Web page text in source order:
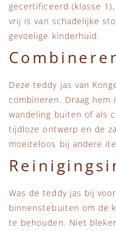
gecertificeerd (klasse
vrij is van schadelijke
gevoelige kinderhuid.
Deze teddy jas van
combineren. Draag hem
wandeling buiten of als
tijdloze ontwerp en de
moeiteloos bij andere
Was de teddy jas bij
binnenstebuiten om de
te behouden. Niet